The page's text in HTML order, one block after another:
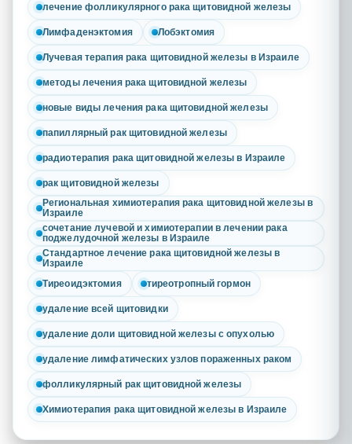
лечение фолликулярного рака щитовидной железы
Лимфаденэктомия Лобэктомия
Лучевая терапия рака щитовидной железы в Израиле
методы лечения рака щитовидной железы
новые виды лечения рака щитовидной железы
папиллярный рак щитовидной железы
радиотерапия рака щитовидной железы в Израиле
рак щитовидной железы
Региональная химиотерапия рака щитовидной железы в
Израиле
сочетание лучевой и химиотерапии в лечении рака
поджелудочной железы в Израиле
Стандартное лечение рака щитовидной железы в
Израиле
Тиреоидэктомия
тиреотропный гормон
удаление всей щитовидки
удаление доли щитовидной железы с опухолью
удаление лимфатических узлов пораженных раком
фолликулярный рак щитовидной железы
Химиотерапия рака щитовидной железы в Израиле